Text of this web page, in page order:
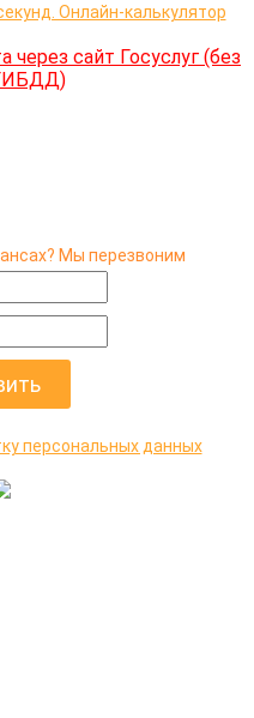
через сайт Госуслуг (без
Мы перезвоним
персональных данных